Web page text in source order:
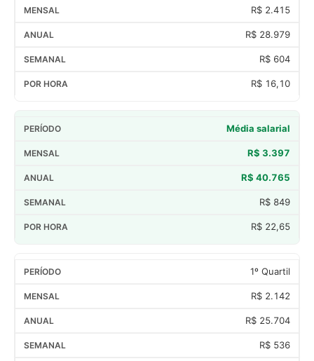
R$ 2.415
R$ 28.979
R$ 604
R$ 16,10
Média salarial
R$ 3.397
R$ 40.765
R$ 849
R$ 22,65
1º Quartil
R$ 2.142
R$ 25.704
R$ 536